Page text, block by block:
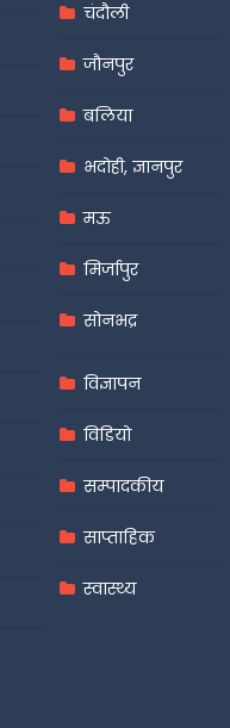
चंदौली
जौनपुर
बलिया
भदोही, ज्ञानपुर
मऊ
मिर्जापुर
सोनभद्र
विज्ञापन
विडियो
सम्पादकीय
साप्ताहिक
स्वास्थ्य